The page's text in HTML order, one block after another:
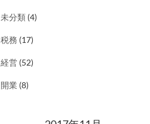
未分類 (4)
税務 (17)
経営 (52)
開業 (8)